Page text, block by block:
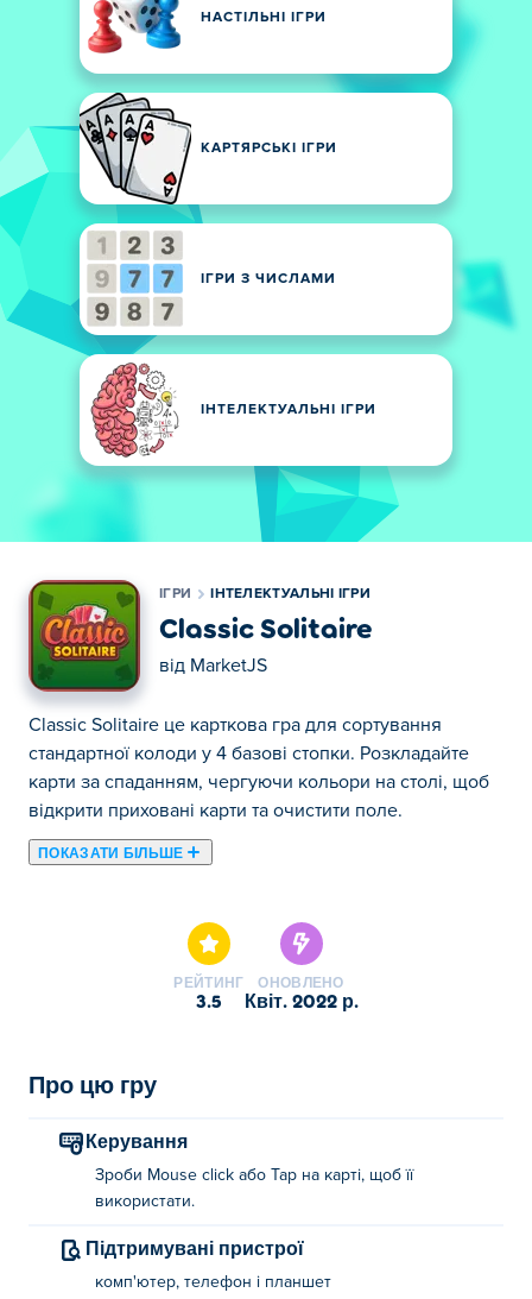
НАСТІЛЬНІ ІГРИ
КАРТЯРСЬКІ ІГРИ
ІГРИ З ЧИСЛАМИ
ІНТЕЛЕКТУАЛЬНІ ІГРИ
ІГРИ ІНТЕЛЕКТУАЛЬНІ ІГРИ
Classic Solitaire
від MarketJS
Classic Solitaire це карткова гра для сортування
стандартної колоди у 4 базові стопки. Розкладайте
карти за спаданням, чергуючи кольори на столі, щоб
відкрити приховані карти та очистити поле.
ПОКАЗАТИ БІЛЬШЕ
РЕЙТИНГ
3.5
ОНОВЛЕНО
квіт. 2022 р.
Про цю гру
Керування
Зроби Mouse click або Tap на карті, щоб її
використати.
Підтримувані пристрої
комп'ютер, телефон і планшет